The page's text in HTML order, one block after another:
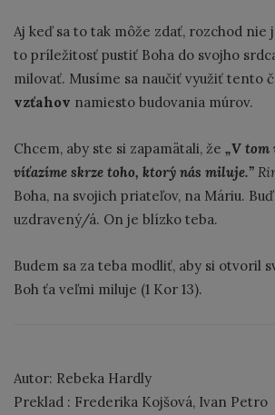
Aj keď sa to tak môže zdať, rozchod nie
to príležitosť pustiť Boha do svojho
milovať. Musíme sa naučiť využiť tento
vzťahov namiesto budovania múrov.
Chcem, aby ste si zapamätali, že „V tom
víťazíme skrze toho, ktorý nás miluje.”
Boha, na svojich priateľov, na Máriu.
uzdravený/á. On je blízko teba.
Budem sa za teba modliť, aby si otvoril
Boh ťa veľmi miluje (1 Kor 13).
Autor: Rebeka Hardly
Preklad : Frederika Kojšová, Ivan Petro